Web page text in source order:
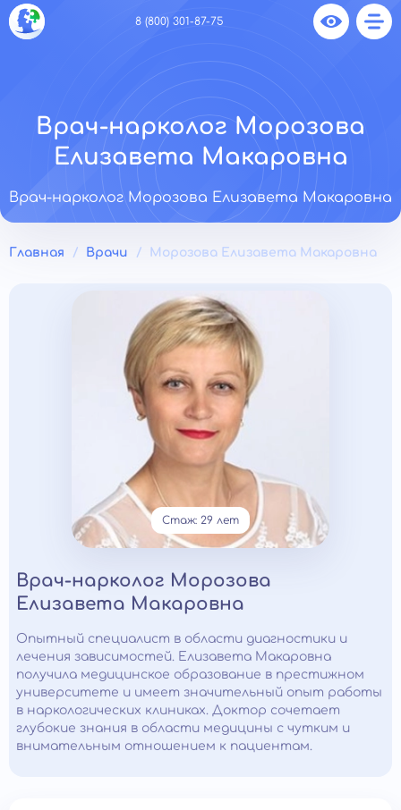
8 (800) 301-87-75
Врач-нарколог Морозова
Елизавета Макаровна
Врач-нарколог Морозова Елизавета Макаровна
Главная Врачи Морозова Елизавета Макаровна
Стаж: 29 лет
Врач-нарколог Морозова
Елизавета Макаровна
Опытный специалист в области диагностики и
лечения зависимостей. Елизавета Макаровна
получила медицинское образование в престижном
университете и имеет значительный опыт работы
в наркологических клиниках. Доктор сочетает
глубокие знания в области медицины с чутким и
внимательным отношением к пациентам.